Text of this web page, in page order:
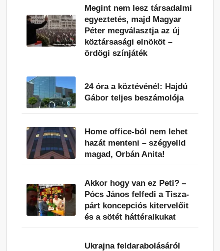
Megint nem lesz társadalmi
egyeztetés, majd Magyar
Péter megválasztja az új
köztársasági elnököt –
ördögi színjáték
24 óra a köztévénél: Hajdú
Gábor teljes beszámolója
Home office-ból nem lehet
hazát menteni – szégyelld
magad, Orbán Anita!
Akkor hogy van ez Peti? –
Pócs János felfedi a Tisza-
párt koncepciós kitervelőit
és a sötét háttéralkukat
Ukrajna feldarabolásáról